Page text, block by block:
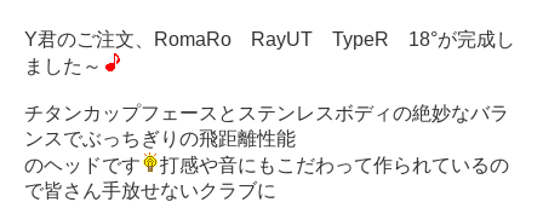
Y君のご注文、RomaRo RayUT TypeR 18°が完成し
ました～
チタンカップフェースとステンレスボディの絶妙なバラ
ンスでぶっちぎりの飛距離性能
のヘッドです
打感や音にもこだわって作られているの
で皆さん手放せないクラブに